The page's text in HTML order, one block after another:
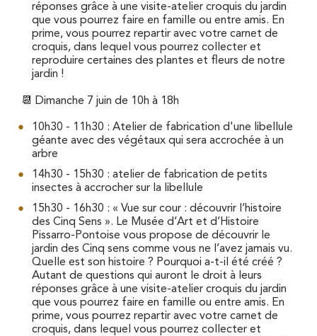
réponses grâce à une visite-atelier croquis du jardin
que vous pourrez faire en famille ou entre amis. En
prime, vous pourrez repartir avec votre carnet de
croquis, dans lequel vous pourrez collecter et
reproduire certaines des plantes et fleurs de notre
jardin !
📆 Dimanche 7 juin de 10h à 18h
10h30 - 11h30 : Atelier de fabrication d'une libellule
géante avec des végétaux qui sera accrochée à un
arbre
14h30 - 15h30 : atelier de fabrication de petits
insectes à accrocher sur la libellule
15h30 - 16h30 : « Vue sur cour : découvrir l’histoire
des Cinq Sens ». Le Musée d’Art et d’Histoire
Pissarro-Pontoise vous propose de découvrir le
jardin des Cinq sens comme vous ne l’avez jamais vu.
Quelle est son histoire ? Pourquoi a-t-il été créé ?
Autant de questions qui auront le droit à leurs
réponses grâce à une visite-atelier croquis du jardin
que vous pourrez faire en famille ou entre amis. En
prime, vous pourrez repartir avec votre carnet de
croquis, dans lequel vous pourrez collecter et